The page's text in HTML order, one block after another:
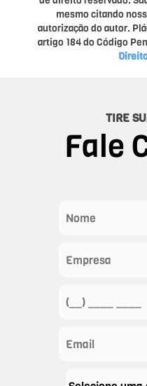
mesmo citando
autorização do autor.
artigo 184 do Código
TIRE
Fale